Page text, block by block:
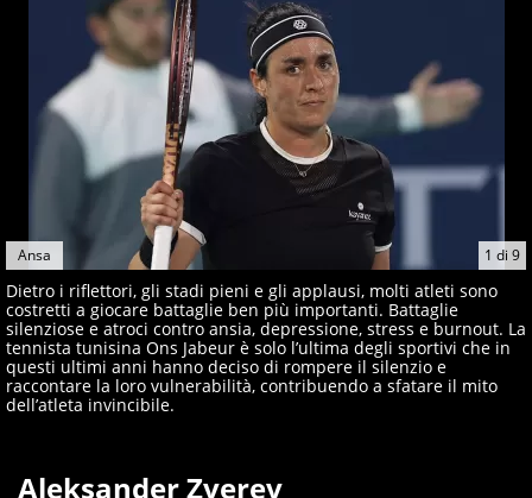
1 di 9
Ansa
Dietro i riflettori, gli stadi pieni e gli applausi, molti atleti sono
costretti a giocare battaglie ben più importanti. Battaglie
silenziose e atroci contro ansia, depressione, stress e burnout. La
tennista tunisina Ons Jabeur è solo l’ultima degli sportivi che in
questi ultimi anni hanno deciso di rompere il silenzio e
raccontare la loro vulnerabilità, contribuendo a sfatare il mito
dell’atleta invincibile.
Aleksander Zverev